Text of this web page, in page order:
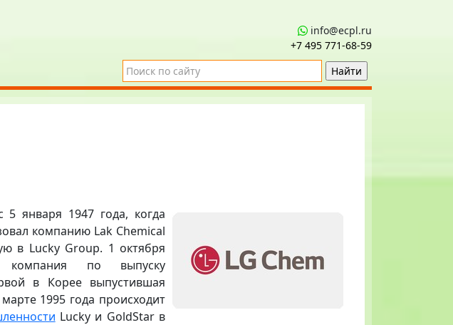
info@ecpl.ru
+7 495 771‑68-59
5 января 1947 года, когда
компанию Lak Chemical
в Lucky Group. 1 октября
по выпуску
в Корее выпустившая
1995 года происходит
Lucky и GoldStar в